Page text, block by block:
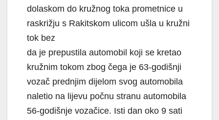
dolaskom do kružnog toka prometnice u
raskrižju s Rakitskom ulicom ušla u kružni
tok bez
da je prepustila automobil koji se kretao
kružnim tokom zbog čega je 63-godišnji
vozač prednjim dijelom svog automobila
naletio na lijevu počnu stranu automobila
56-godišnje vozačice. Isti dan oko 9 sati